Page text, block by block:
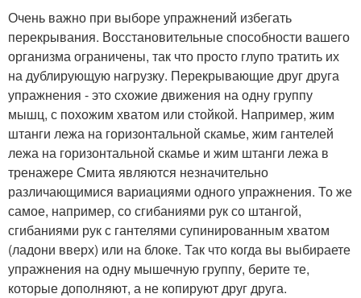
Очень важно при выборе упражнений избегать
перекрывания. Восстановительные способности вашего
организма ограничены, так что просто глупо тратить их
на дублирующую нагрузку. Перекрывающие друг друга
упражнения - это схожие движения на одну группу
мышц, с похожим хватом или стойкой. Например, жим
штанги лежа на горизонтальной скамье, жим гантелей
лежа на горизонтальной скамье и жим штанги лежа в
тренажере Смита являются незначительно
различающимися вариациями одного упражнения. То же
самое, например, со сгибаниями рук со штангой,
сгибаниями рук с гантелями супинированным хватом
(ладони вверх) или на блоке. Так что когда вы выбираете
упражнения на одну мышечную группу, берите те,
которые дополняют, а не копируют друг друга.